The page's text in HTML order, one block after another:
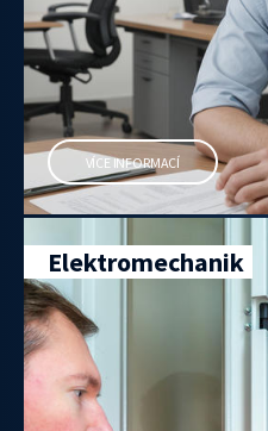
VÍCE INFORMACÍ
Elektromechanik